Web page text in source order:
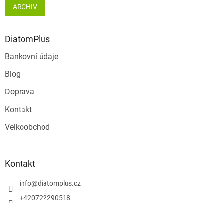
ARCHIV
DiatomPlus
Bankovní údaje
Blog
Doprava
Kontakt
Velkoobchod
Kontakt
info@diatomplus.cz
+420722290518